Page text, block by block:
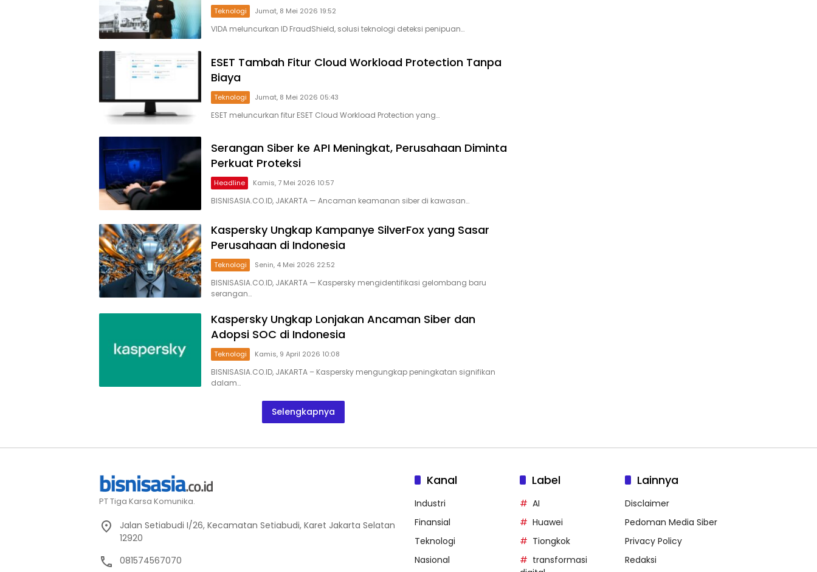
Teknologi Jumat, 8 Mei 2026 19:52
VIDA meluncurkan ID FraudShield, solusi teknologi deteksi penipuan…
ESET Tambah Fitur Cloud Workload Protection Tanpa
Biaya
Teknologi Jumat, 8 Mei 2026 05:43
ESET meluncurkan fitur ESET Cloud Workload Protection yang…
Serangan Siber ke API Meningkat, Perusahaan Diminta
Perkuat Proteksi
Headline Kamis, 7 Mei 2026 10:57
BISNISASIA.CO.ID, JAKARTA — Ancaman keamanan siber di kawasan…
Kaspersky Ungkap Kampanye SilverFox yang Sasar
Perusahaan di Indonesia
Teknologi Senin, 4 Mei 2026 22:52
BISNISASIA.CO.ID, JAKARTA — Kaspersky mengidentifikasi gelombang baru
serangan…
Kaspersky Ungkap Lonjakan Ancaman Siber dan
Adopsi SOC di Indonesia
Teknologi Kamis, 9 April 2026 10:08
BISNISASIA.CO.ID, JAKARTA – Kaspersky mengungkap peningkatan signifikan
dalam…
Selengkapnya
PT Tiga Karsa Komunika.
Jalan Setiabudi I/26, Kecamatan Setiabudi, Karet Jakarta Selatan
12920
081574567070
Kanal
Industri
Finansial
Teknologi
Nasional
Label
AI
Huawei
Tiongkok
transformasi
Lainnya
Disclaimer
Pedoman Media Siber
Privacy Policy
Redaksi